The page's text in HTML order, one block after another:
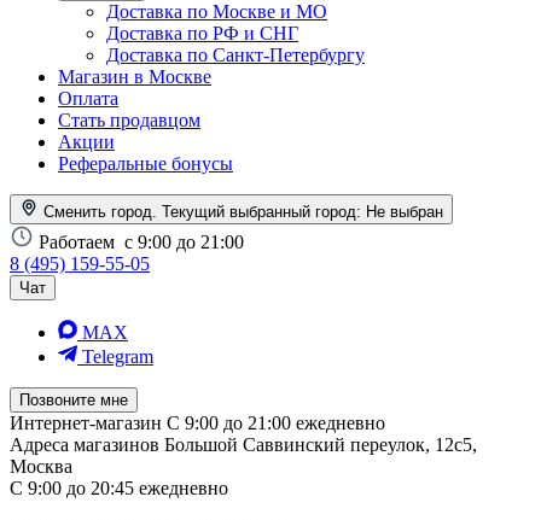
Доставка по Москве и МО
Доставка по РФ и СНГ
Доставка по Санкт-Петербургу
Магазин в Москве
Оплата
Стать продавцом
Акции
Реферальные бонусы
Сменить город. Текущий выбранный город: Не выбран
Работаем с 9:00 до 21:00
8 (495) 159-55-05
Чат
MAX
Telegram
Позвоните мне
Интернет-магазин С 9:00 до 21:00 ежедневно
Адреса магазинов Большой Саввинский переулок, 12с5,
Москва
С 9:00 до 20:45 ежедневно